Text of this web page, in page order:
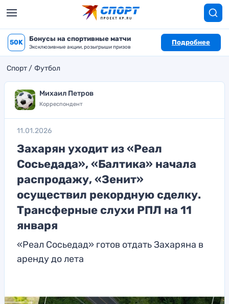
50K Бонусы на спортивные матчи
Эксклюзивные акции, розыгрыши призов
Подробнее
Спорт Футбол
Михаил Петров
Корреспондент
11.01.2026
Захарян уходит из «Реал
Сосьедада», «Балтика» начала
распродажу, «Зенит»
осуществил рекордную сделку.
Трансферные слухи РПЛ на 11
января
«Реал Сосьедад» готов отдать Захаряна в
аренду до лета